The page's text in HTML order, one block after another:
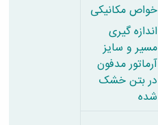
خواص مکانیکی
اندازه گیری
مسیر و سایز
آرماتور مدفون
در بتن خشک
شده